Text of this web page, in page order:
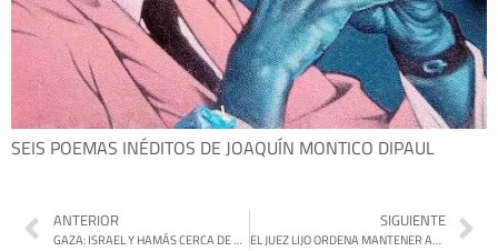
SEIS POEMAS INÉDITOS DE JOAQUÍN MONTICO DIPAUL
ANTERIOR
GAZA: ISRAEL Y HAMÁS CERCA DE UN ACUERDO DE ALTO EL FUEGO
SIGUIENTE
EL JUEZ LIJO ORDENA MANTENER ABIERTOS Y EN FUNCIONAMIENTO LOS SITIOS DE MEMORIA